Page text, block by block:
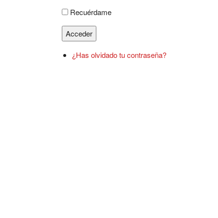
Recuérdame
Acceder
¿Has olvidado tu contraseña?